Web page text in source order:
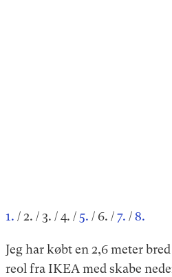
1. / 2. / 3. / 4. / 5. / 6. /7. /8.
Jeg har købt en 2,6 meter
reol fra IKEA med skabe